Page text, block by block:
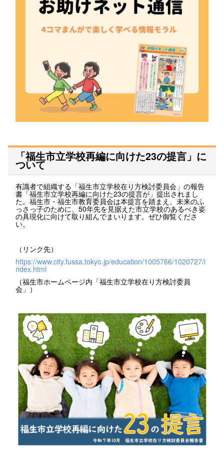
「福生市立学校再編に向けた23の提言」に
ついて
有識者で組織する「福生市立学校在り方検討委員会」の報告
書「福生市立学校再編に向けた23の提言が」提出されまし
た。福生市・福生市教育委員会は本提言を踏まえ、未来のふ
っさっ子のために、50年先を見据えた市立学校のあるべき姿
の具現化に向けて取り組んでまいります。ぜひ御覧くださ
い。
（リンク先）
https://www.city.fussa.tokyo.jp/education/1005766/1020727/i
ndex.html
（福生市ホームページ内「福生市立学校在り方検討委員
会」）